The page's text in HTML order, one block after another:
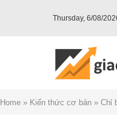
Thursday, 6/08/
Home » Kiến thức cơ bản » Chỉ